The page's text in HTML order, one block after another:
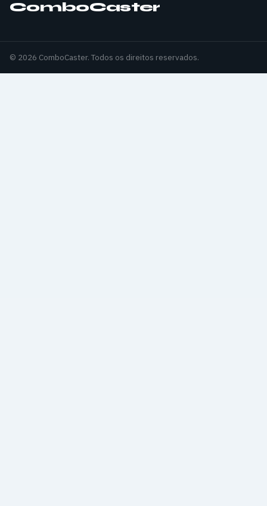
ComboCaster
© 2026 ComboCaster. Todos os direitos reservados.